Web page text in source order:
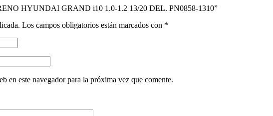
HYUNDAI GRAND i10 1.0-1.2 13/20 DEL. PN0858-1310”
Los campos obligatorios están marcados con *
en este navegador para la próxima vez que comente.